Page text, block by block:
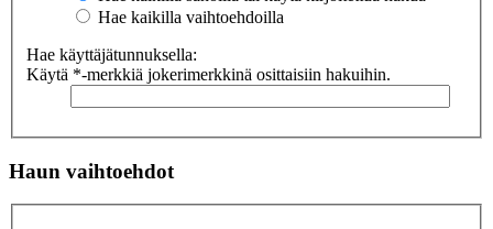
Hae kaikilla vaihtoehdoilla
Hae käyttäjätunnuksella:
Käytä *-merkkiä jokerimerkkinä osittaisiin hakuihin.
Haun vaihtoehdot